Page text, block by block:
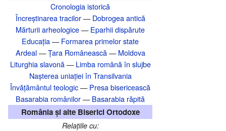
Cronologia istorică
Încreștinarea tracilor—Dobrogea antică
Mărturii arheologice—Eparhii dispărute
Educația—Formarea primelor state
Ardeal—Țara Românească—Moldova
Liturghia slavonă—Limba română în slujbe
Nașterea uniației în Transilvania‎
Învățământul teologic—Presa bisericească
Basarabia românilor—Basarabia răpită
România și alte Biserici Ortodoxe
Relațiile cu: